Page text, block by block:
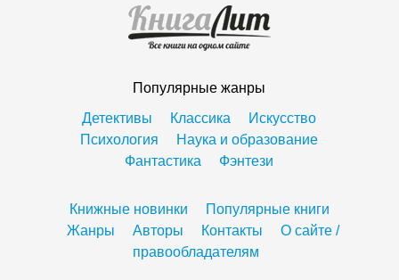
Популярные жанры
Детективы
Классика
Искусство
Психология
Наука и образование
Фантастика
Фэнтези
Книжные новинки
Популярные книги
Жанры
Авторы Контакты
О сайте /
правообладателям